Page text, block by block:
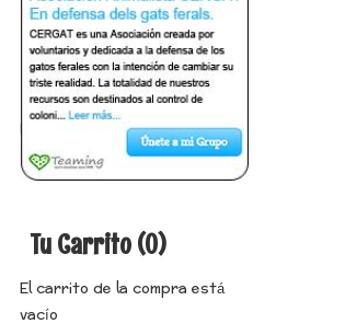
Tu Carrito (0)
El carrito de la compra está
vacío